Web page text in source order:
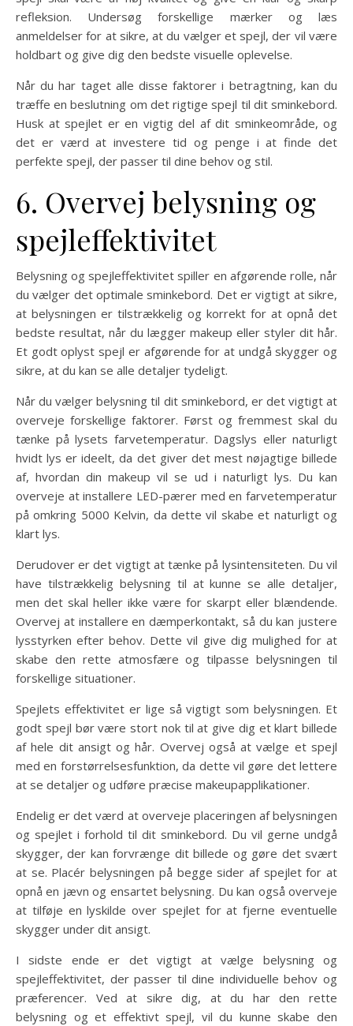
refleksion. Undersøg forskellige mærker og læs
anmeldelser for at sikre, at du vælger et spejl, der vil være
holdbart og give dig den bedste visuelle oplevelse.
Når du har taget alle disse faktorer i betragtning, kan du
træffe en beslutning om det rigtige spejl til dit sminkebord.
Husk at spejlet er en vigtig del af dit sminkeområde, og
det er værd at investere tid og penge i at finde det
perfekte spejl, der passer til dine behov og stil.
6. Overvej belysning og
spejleffektivitet
Belysning og spejleffektivitet spiller en afgørende rolle, når
du vælger det optimale sminkebord. Det er vigtigt at sikre,
at belysningen er tilstrækkelig og korrekt for at opnå det
bedste resultat, når du lægger makeup eller styler dit hår.
Et godt oplyst spejl er afgørende for at undgå skygger og
sikre, at du kan se alle detaljer tydeligt.
Når du vælger belysning til dit sminkebord, er det vigtigt at
overveje forskellige faktorer. Først og fremmest skal du
tænke på lysets farvetemperatur. Dagslys eller naturligt
hvidt lys er ideelt, da det giver det mest nøjagtige billede
af, hvordan din makeup vil se ud i naturligt lys. Du kan
overveje at installere LED-pærer med en farvetemperatur
på omkring 5000 Kelvin, da dette vil skabe et naturligt og
klart lys.
Derudover er det vigtigt at tænke på lysintensiteten. Du vil
have tilstrækkelig belysning til at kunne se alle detaljer,
men det skal heller ikke være for skarpt eller blændende.
Overvej at installere en dæmperkontakt, så du kan justere
lysstyrken efter behov. Dette vil give dig mulighed for at
skabe den rette atmosfære og tilpasse belysningen til
forskellige situationer.
Spejlets effektivitet er lige så vigtigt som belysningen. Et
godt spejl bør være stort nok til at give dig et klart billede
af hele dit ansigt og hår. Overvej også at vælge et spejl
med en forstørrelsesfunktion, da dette vil gøre det lettere
at se detaljer og udføre præcise makeupapplikationer.
Endelig er det værd at overveje placeringen af ​​belysningen
og spejlet i forhold til dit sminkebord. Du vil gerne undgå
skygger, der kan forvrænge dit billede og gøre det svært
at se. Placér belysningen på begge sider af spejlet for at
opnå en jævn og ensartet belysning. Du kan også overveje
at tilføje en lyskilde over spejlet for at fjerne eventuelle
skygger under dit ansigt.
I sidste ende er det vigtigt at vælge belysning og
spejleffektivitet, der passer til dine individuelle behov og
præferencer. Ved at sikre dig, at du har den rette
belysning og et effektivt spejl, vil du kunne skabe den